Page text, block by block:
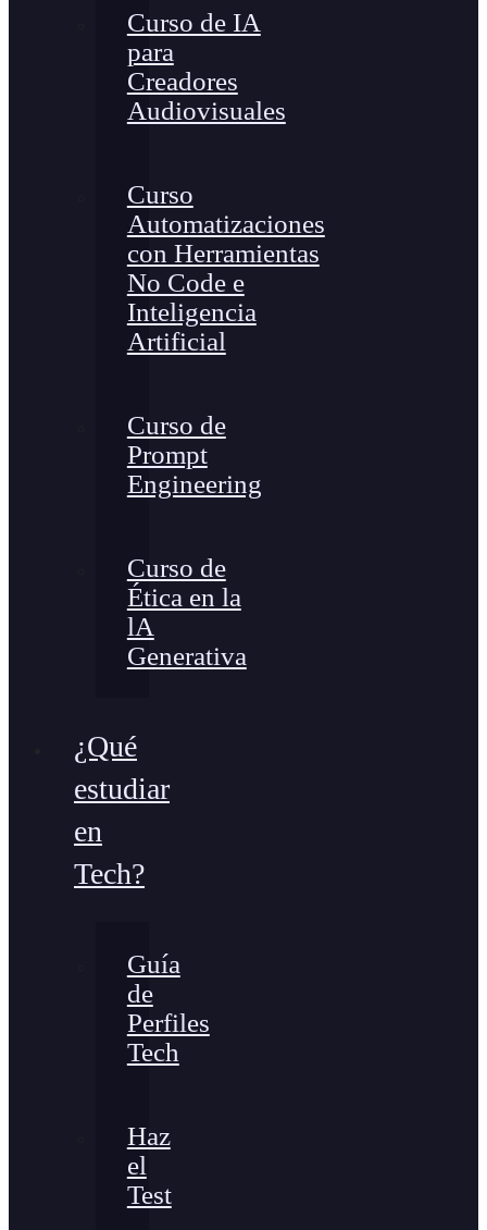
Curso de IA
para
Creadores
Audiovisuales
Curso
Automatizaciones
con Herramientas
No Code e
Inteligencia
Artificial
Curso de
Prompt
Engineering
Curso de
Ética en la
lA
Generativa
¿Qué
estudiar
en
Tech?
Guía
de
Perfiles
Tech
Haz
el
Test